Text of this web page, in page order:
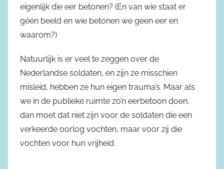
eigenlijk die eer betonen? (En van wie staat er
géén beeld en wie betonen we geen eer en
waarom?)
Natuurlijk is er veel te zeggen over de
Nederlandse soldaten, en zijn ze misschien
misleid, hebben ze hun eigen trauma’s. Maar als
we in de publieke ruimte zo’n eerbetoon doen,
dan moet dat niet zijn voor de soldaten die een
verkeerde oorlog vochten, maar voor zij die
vochten voor hun vrijheid.